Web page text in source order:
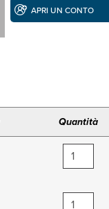
APRI UN CONTO
Quantità